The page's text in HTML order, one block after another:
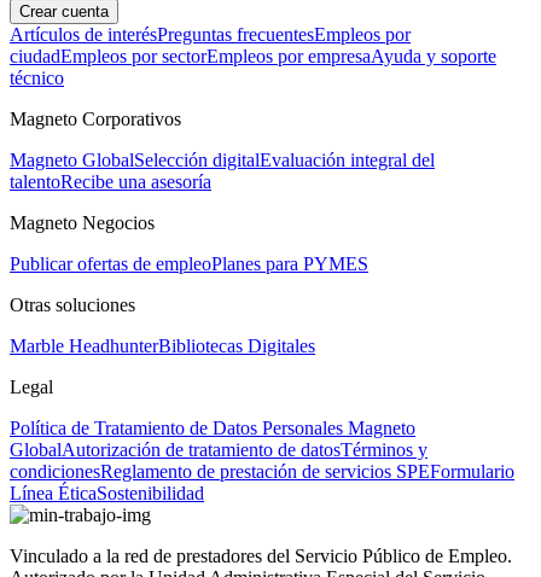
Crear cuenta
Artículos de interésPreguntas frecuentesEmpleos por
ciudadEmpleos por sectorEmpleos por empresaAyuda y soporte
técnico
Magneto Corporativos
Magneto GlobalSelección digitalEvaluación integral del
talentoRecibe una asesoría
Magneto Negocios
Publicar ofertas de empleoPlanes para PYMES
Otras soluciones
Marble HeadhunterBibliotecas Digitales
Legal
Política de Tratamiento de Datos Personales Magneto
GlobalAutorización de tratamiento de datosTérminos y
condicionesReglamento de prestación de servicios SPEFormulario
Línea ÉticaSostenibilidad
Vinculado a la red de prestadores del Servicio Público de Empleo.